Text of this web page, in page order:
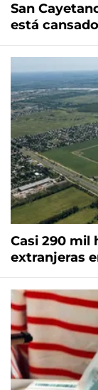
San
está
Casi 290 mil
extranjeras